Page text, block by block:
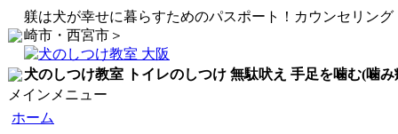
躾は犬が幸せに暮らすためのパスポート！カウンセリン
崎市・西宮市＞
犬のしつけ教室 トイレのしつけ 無駄吠え 手足を噛む(噛
メインメニュー
ホーム